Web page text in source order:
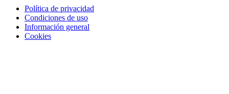
Política de privacidad
Condiciones de uso
Información general
Cookies